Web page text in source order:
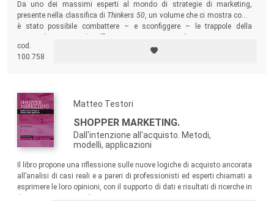
Da uno dei massimi esperti al mondo di strategie di marketing,
presente nella classifica di Thinkers 50, un volume che ci mostra come
è stato possibile combattere – e sconfiggere – le trappole della
cod.
100.758
Matteo Testori
SHOPPER MARKETING.
Dall'intenzione all'acquisto. Metodi,
modelli, applicazioni
Il libro propone una riflessione sulle nuove logiche di acquisto ancorata
all’analisi di casi reali e a pareri di professionisti ed esperti chiamati a
esprimere le loro opinioni, con il supporto di dati e risultati di ricerche in